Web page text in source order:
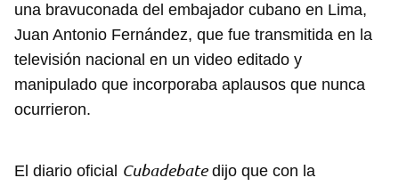
una bravuconada del embajador cubano en Lima,
Juan Antonio Fernández, que fue transmitida en la
televisión nacional en un video editado y
manipulado que incorporaba aplausos que nunca
ocurrieron.
El diario oficial Cubadebatedijo que con la